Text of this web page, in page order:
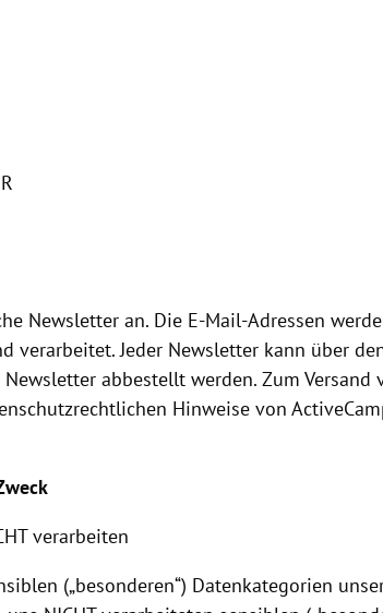
Newsletter an. Die E-Mail-Adressen
verarbeitet. Jeder Newsletter kann über
abbestellt werden. Zum Versand
Hinweise von
verarbeiten
(„besonderen“) Datenkategorien